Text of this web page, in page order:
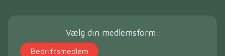
Vælg din medlemsform:
Bedriftsmedlem